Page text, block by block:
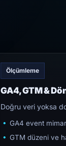
Ölçümleme
GA4, GTM &
Doğru veri yoksa
GA4 event
GTM düzeni ve